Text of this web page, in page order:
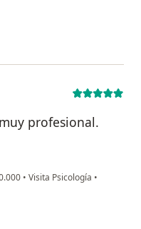
profesional.
• Visita Psicología •